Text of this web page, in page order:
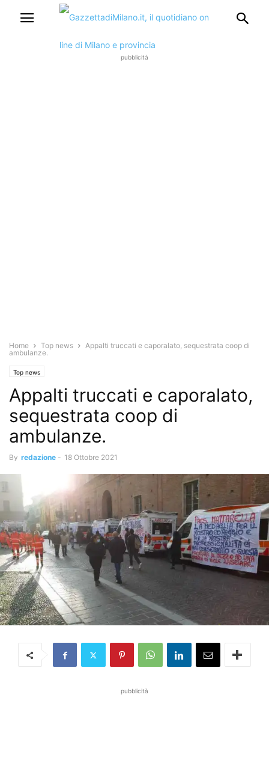
pubblicità
Home Top news
Appalti truccati e caporalato, sequestrata coop di
ambulanze.
Top news
Appalti truccati e caporalato,
sequestrata coop di
ambulanze.
By redazione - 18 Ottobre 2021
pubblicità